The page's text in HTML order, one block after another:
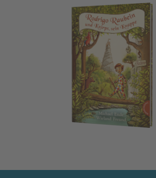
Rodrigo Raubein und Knirps, sein Knappe